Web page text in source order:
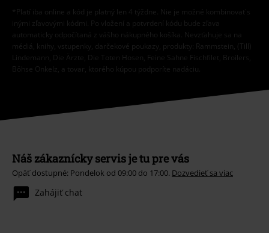
*Platí iba online a kód je platný len 4 týždne. Nie je možné kombinovať s
inými zľavovými kódmi. Po vložení a potvrdení kódu bude zľava
automaticky odpočítaná z vášho nákupného košíka. Nevzťahuje sa na
médiá, knihy, vstupenky, darčekové poukazy, produkty: Rammstein, (Till)
Lindemann, Die Ärzte, Die Toten Hosen, Feine Sahne Fischfilet, Broilers,
Böhse Onkelz, a tovar, ktorého kúpou podporíte nadáciu.
Náš zákaznícky servis je tu pre vás
Opäť dostupné: Pondelok od 09:00 do 17:00. Dozvedieť sa viac
Zahájiť chat